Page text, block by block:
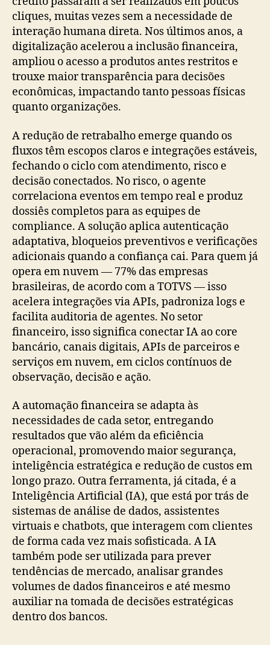
cliques, muitas vezes sem a necessidade de
interação humana direta. Nos últimos anos, a
digitalização acelerou a inclusão financeira,
ampliou o acesso a produtos antes restritos e
trouxe maior transparência para decisões
econômicas, impactando tanto pessoas físicas
quanto organizações.
A redução de retrabalho emerge quando os
fluxos têm escopos claros e integrações estáveis,
fechando o ciclo com atendimento, risco e
decisão conectados. No risco, o agente
correlaciona eventos em tempo real e produz
dossiês completos para as equipes de
compliance. A solução aplica autenticação
adaptativa, bloqueios preventivos e verificações
adicionais quando a confiança cai. Para quem já
opera em nuvem — 77% das empresas
brasileiras, de acordo com a TOTVS — isso
acelera integrações via APIs, padroniza logs e
facilita auditoria de agentes. No setor
financeiro, isso significa conectar IA ao core
bancário, canais digitais, APIs de parceiros e
serviços em nuvem, em ciclos contínuos de
observação, decisão e ação.
A automação financeira se adapta às
necessidades de cada setor, entregando
resultados que vão além da eficiência
operacional, promovendo maior segurança,
inteligência estratégica e redução de custos em
longo prazo. Outra ferramenta, já citada, é a
Inteligência Artificial (IA), que está por trás de
sistemas de análise de dados, assistentes
virtuais e chatbots, que interagem com clientes
de forma cada vez mais sofisticada. A IA
também pode ser utilizada para prever
tendências de mercado, analisar grandes
volumes de dados financeiros e até mesmo
auxiliar na tomada de decisões estratégicas
dentro dos bancos.